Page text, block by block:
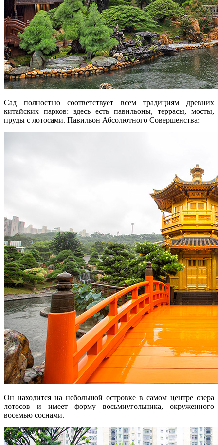
Сад полностью соответствует всем традициям древних
китайских парков: здесь есть павильоны, террасы, мосты,
пруды с лотосами. Павильон Абсолютного Совершенства:
Он находится на небольшой островке в самом центре озера
лотосов и имеет форму восьмиугольника, окруженного
восемью соснами.